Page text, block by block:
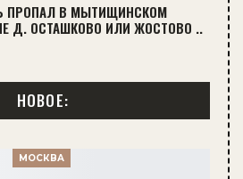
ПРОПАЛ В МЫТИЩИНСКОМ
Д. ОСТАШКОВО ИЛИ ЖОСТОВО ..
НОВОЕ:
МОСКВА